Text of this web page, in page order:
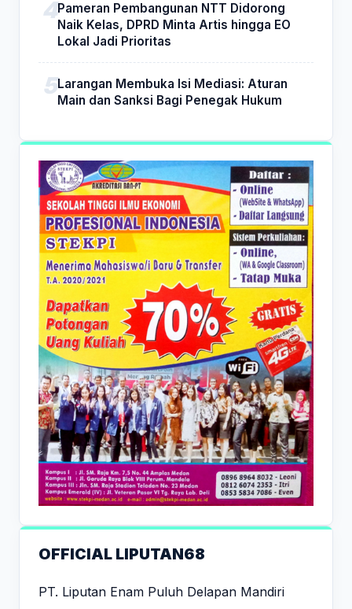
Pameran Pembangunan NTT Didorong
Naik Kelas, DPRD Minta Artis hingga EO
Lokal Jadi Prioritas
Larangan Membuka Isi Mediasi: Aturan
Main dan Sanksi Bagi Penegak Hukum
OFFICIAL LIPUTAN68
PT. Liputan Enam Puluh Delapan Mandiri